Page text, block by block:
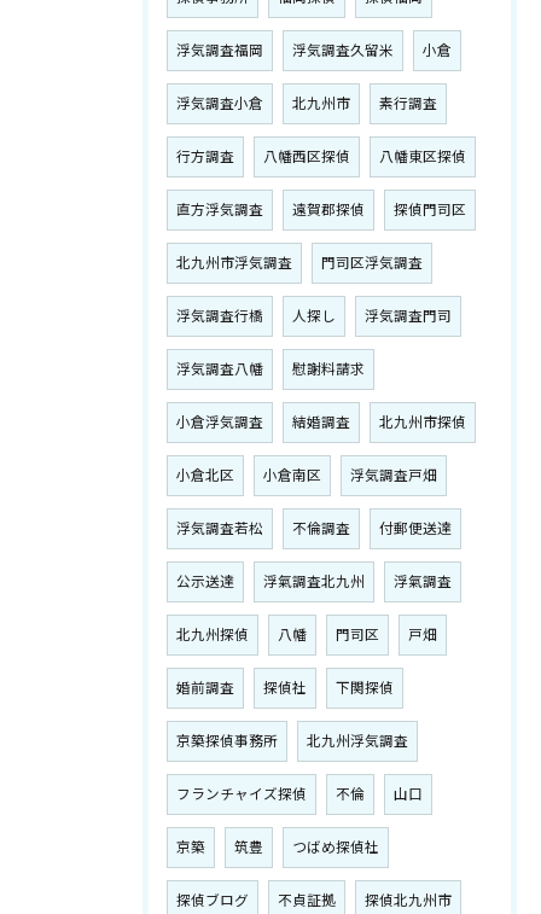
浮気調査福岡 浮気調査久留米 小倉
浮気調査小倉 北九州市 素行調査
行方調査 八幡西区探偵 八幡東区探偵
直方浮気調査 遠賀郡探偵 探偵門司区
北九州市浮気調査 門司区浮気調査
浮気調査行橋 人探し 浮気調査門司
浮気調査八幡 慰謝料請求
小倉浮気調査 結婚調査 北九州市探偵
小倉北区 小倉南区 浮気調査戸畑
浮気調査若松 不倫調査 付郵便送達
公示送達 浮氣調査北九州 浮氣調査
北九州探偵 八幡 門司区 戸畑
婚前調査 探偵社 下関探偵
京築探偵事務所 北九州浮気調査
フランチャイズ探偵 不倫 山口
京築 筑豊 つばめ探偵社
探偵ブログ 不貞証拠 探偵北九州市